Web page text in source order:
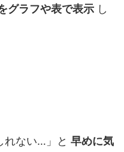
グラフや表で表示 し
れない…」と 早めに気